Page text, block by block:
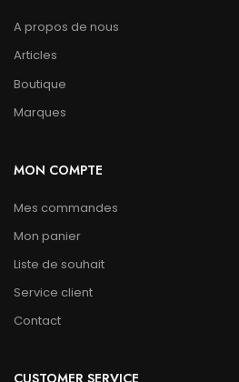
A propos de nous
Articles
Boutique
Marques
MON COMPTE
Mes commandes
Mon panier
Liste de souhait
Service client
Contact